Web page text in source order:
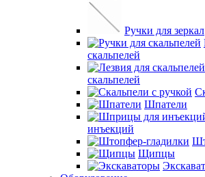
Ручки для зеркал
скальпелей
скальпелей
Шпатели
инъекций
Щипцы